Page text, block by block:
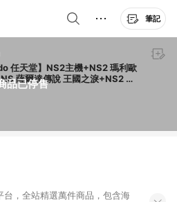
筆記
品已停售
任天堂】NS2主機+NS2 瑪利歐
薩爾達傳說 王國之淚+NS2 玻
，全站精選萬件商品，包含海